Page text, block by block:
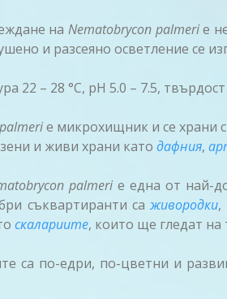
наNematobrycon palmeriе
и разсеяно осветление се
22 – 28 °C, pH 5.0 – 7.5,
е микрохищник и се храни
и живи храни като дафния,
palmeri е една от най-
съквартиранти саживородки,
скалариите, които ще гледат на
са по-едри, по-цветни и